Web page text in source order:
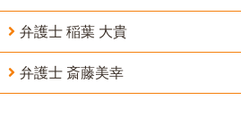
弁護士 稲葉 大貴
弁護士 斎藤美幸